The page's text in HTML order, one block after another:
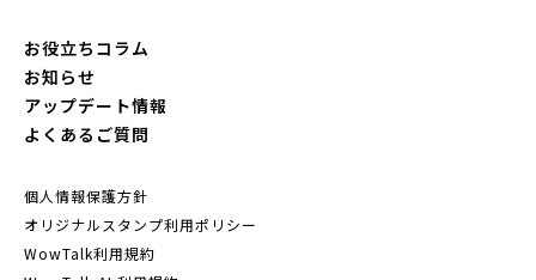
お役立ちコラム
お知らせ
アップデート情報
よくあるご質問
個人情報保護方針
オリジナルスタンプ利用ポリシー
WowTalk利用規約